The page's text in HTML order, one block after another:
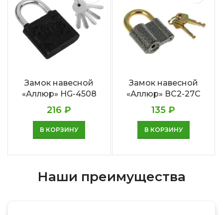
Замок навесной
«Аллюр» HG-4508
216₽
В КОРЗИНУ
Замок навесной
«Аллюр» ВС2-27С
135₽
В КОРЗИНУ
Наши преимущества